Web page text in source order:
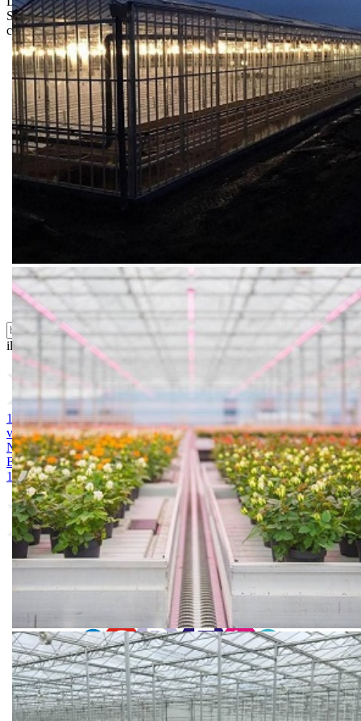
Srbije. Za inostranstvo, molimo da nas kontaktirate za informacije o
ceni i mogućnostima isporuke.
Bio priča
Biostimulacija
Dezinfekcija
Feromoni i klopke
Folije i agrotekstili
Oprema i instrumenti
Supstrati
Zaštita ... u 10 litara
ili probajte naprednu: pretragu
1. MAGNEZIJUM SULFAT 25kg
2. AMONIUM SULFAT /
vodotopivi 25kg 3. KALIJUM SULFAT 25kg 4. KALCIJUM
NITRAT 25kg 5. ARDENDO 6. BIG BEEF 7. Acoustic 1l 8.
Bely acid 15-10-25 + 2MgO+ Me 25kg 9. BUCHAREST 2500S
10. CINKOSAN